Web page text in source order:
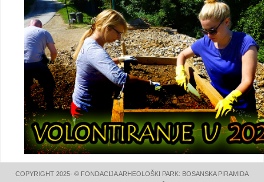
COPYRIGHT 2025- © FONDACIJA ARHEOLOŠKI PARK: BOSANSKA PIRAMIDA